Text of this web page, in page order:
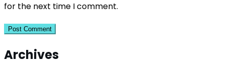
for the next time I comment.
Archives